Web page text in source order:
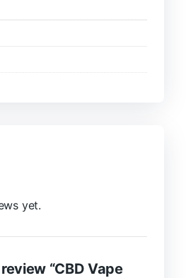
yet.
“CBD Vape